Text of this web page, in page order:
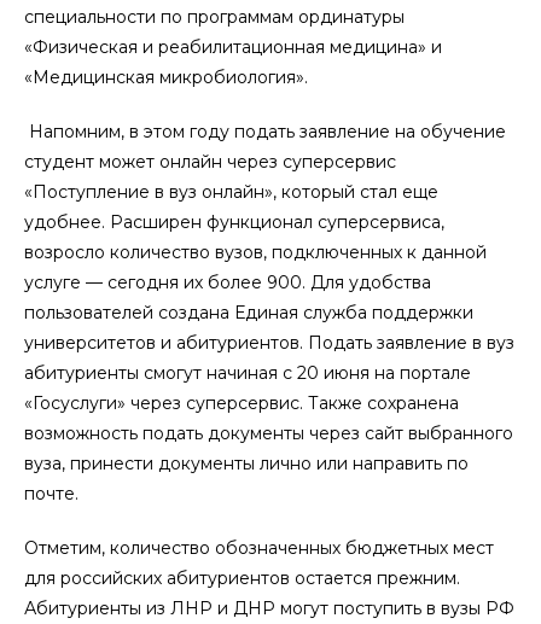
специальности по программам ординатуры
«Физическая и реабилитационная медицина» и
«Медицинская микробиология».
Напомним, в этом году подать заявление на обучение
студент может онлайн через суперсервис
«Поступление в вуз онлайн», который стал еще
удобнее. Расширен функционал суперсервиса,
возросло количество вузов, подключенных к данной
услуге — сегодня их более 900. Для удобства
пользователей создана Единая служба поддержки
университетов и абитуриентов. Подать заявление в вуз
абитуриенты смогут начиная с 20 июня на портале
«Госуслуги» через суперсервис. Также сохранена
возможность подать документы через сайт выбранного
вуза, принести документы лично или направить по
почте.
Отметим, количество обозначенных бюджетных мест
для российских абитуриентов остается прежним.
Абитуриенты из ЛНР и ДНР могут поступить в вузы РФ